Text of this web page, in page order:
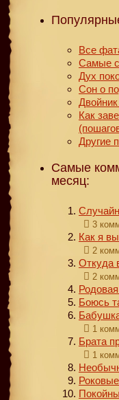
Все
Самые
Дух
Сон о
Как
Другие
Самые
месяц:
3
Как я
2
Откуда
2
Боюсь
1
Брата
1